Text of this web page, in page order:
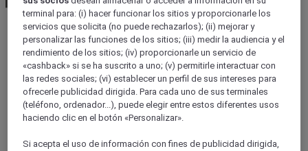
World
Europe
France
Rhone-Alps
RHONE
Villeurbanne
terminal para: (i) hacer funcionar los sitios y proporcionarle los
servicios que solicita (no puede rechazarlos); (ii) mejorar y
personalizar las funciones de los sitios; (iii) medir la audiencia y el
rendimiento de los sitios; (iv) proporcionarle un servicio de
«cashback» si se ha suscrito a uno; (v) permitirle interactuar con
las redes sociales; (vi) establecer un perfil de sus intereses para
ofrecerle publicidad dirigida. Para cada uno de sus terminales
(teléfono, ordenador...), puede elegir entre estos diferentes usos
haciendo clic en el botón «Personalizar».
Si acepta el uso de información con fines de publicidad dirigida,